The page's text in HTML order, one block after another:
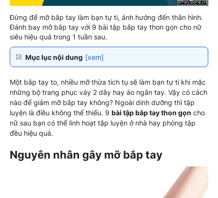
Đừng để mỡ bắp tay làm bạn tự ti, ảnh hưởng đến thân hình.
Đánh bay mỡ bắp tay với 9 bài tập bắp tay thon gọn cho nữ
siêu hiệu quả trong 1 tuần sau.
Mục lục nội dung [xem]
Một bắp tay to, nhiều mỡ thừa tích tụ sẽ làm bạn tự ti khi mặc
những bộ trang phục váy 2 dây hay áo ngắn tay. Vậy có cách
nào để giảm mỡ bắp tay không? Ngoài dinh dưỡng thì tập
luyện là điều không thể thiếu. 9 bài tập bắp tay thon gọn cho
nữ sau bạn có thể linh hoạt tập luyện ở nhà hay phòng tập
đều hiệu quả.
Nguyên nhân gây mỡ bắp tay